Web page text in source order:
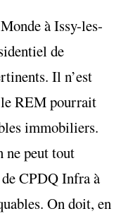
à Issy-les-
de
Il n’est
le REM pourrait
immobiliers.
ne peut tout
CPDQ Infra à
On doit, en